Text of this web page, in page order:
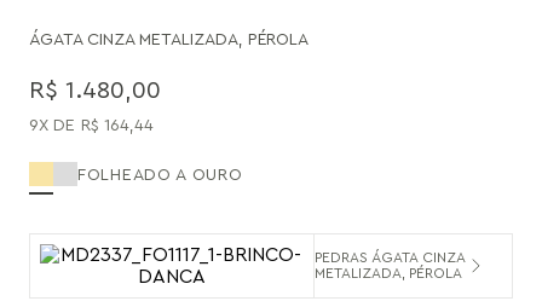
ÁGATA CINZA METALIZADA PÉROLA
R$ 1 .480 00
9 R$ 164 44
FOLHEADO A OURO
PEDRAS ÁGATA CINZA
METALIZADA, PÉROLA